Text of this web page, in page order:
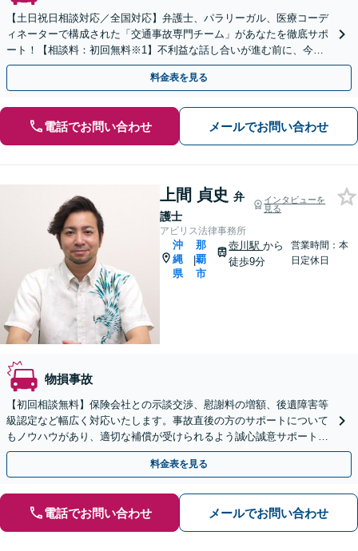
【土日祝日相談対応／全国対応】弁護士、パラリーガル、医療コーデ
ィネーターで構成された「交通事故専門チーム」があなたを徹底サポ
ート！【相談料：初回無料※1】不利益な話し合いが進む前に、今す
ぐ相談！
料金表を見る
電話でお問い合わせ メールでお問い合わせ
上間 貞史 弁
護士
インタビューを
見る
アビリス法律事務所
沖
縄
県
|
那
覇
市
壺川駅から
徒歩9分
営業時間：本
日定休日
物損事故
【初回相談無料】保険会社との示談交渉、慰謝料の増額、後遺障害等
級認定など幅広く対応いたします。事故直後の方のサポートについて
もノウハウがあり、適切な補償が受けられるよう誠心誠意サポートい
たしますので、事故に遭われたら早めにご相談ください。
料金表を見る
電話でお問い合わせ メールでお問い合わせ